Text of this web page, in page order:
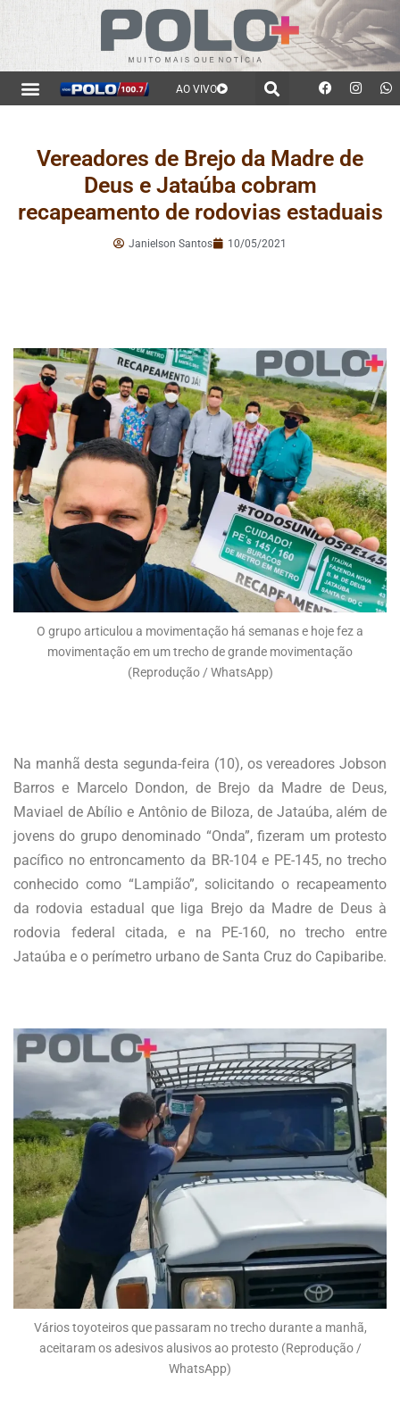
AO VIVO
Vereadores de Brejo da Madre de
Deus e Jataúba cobram
recapeamento de rodovias estaduais
Janielson Santos 10/05/2021
O grupo articulou a movimentação há semanas e hoje fez a
movimentação em um trecho de grande movimentação
(Reprodução / WhatsApp)
Na manhã desta segunda-feira (10), os vereadores Jobson
Barros e Marcelo Dondon, de Brejo da Madre de Deus,
Maviael de Abílio e Antônio de Biloza, de Jataúba, além de
jovens do grupo denominado “Onda”, fizeram um protesto
pacífico no entroncamento da BR-104 e PE-145, no trecho
conhecido como “Lampião”, solicitando o recapeamento
da rodovia estadual que liga Brejo da Madre de Deus à
rodovia federal citada, e na PE-160, no trecho entre
Jataúba e o perímetro urbano de Santa Cruz do Capibaribe.
Vários toyoteiros que passaram no trecho durante a manhã,
aceitaram os adesivos alusivos ao protesto (Reprodução /
WhatsApp)